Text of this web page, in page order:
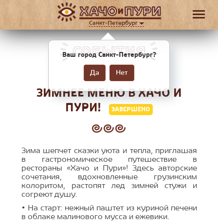
Санкт-Петербург
Ваш город Санкт-Петербург?
Да Нет
СОБЫТИЯ
ЗИМНЕЕ МЕНЮ В ХАЧО И
ПУРИ!
ЗАВЕРШЕНО
Зима шепчет сказки уюта и тепла, приглашая
в гастрономическое путешествие в
рестораны «Хачо и Пури»! Здесь авторские
сочетания, вдохновленные грузинским
колоритом, растопят лед зимней стужи и
согреют душу.
• На старт: нежный паштет из куриной печени
в облаке малинового мусса и ежевики.